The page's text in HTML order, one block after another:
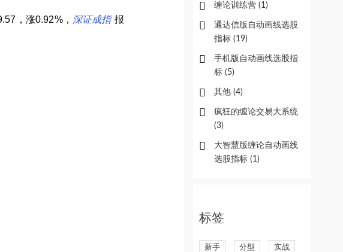
，涨0.92%， 深证成指 报
缠论训练营(1)
通达信版自动画线选股
指标(19)
手机版自动画线选股指
标(5)
其他(4)
疯狂的缠论交易大系统
(3)
大智慧版缠论自动画线
选股指标(1)
标签
新手 分型 实战